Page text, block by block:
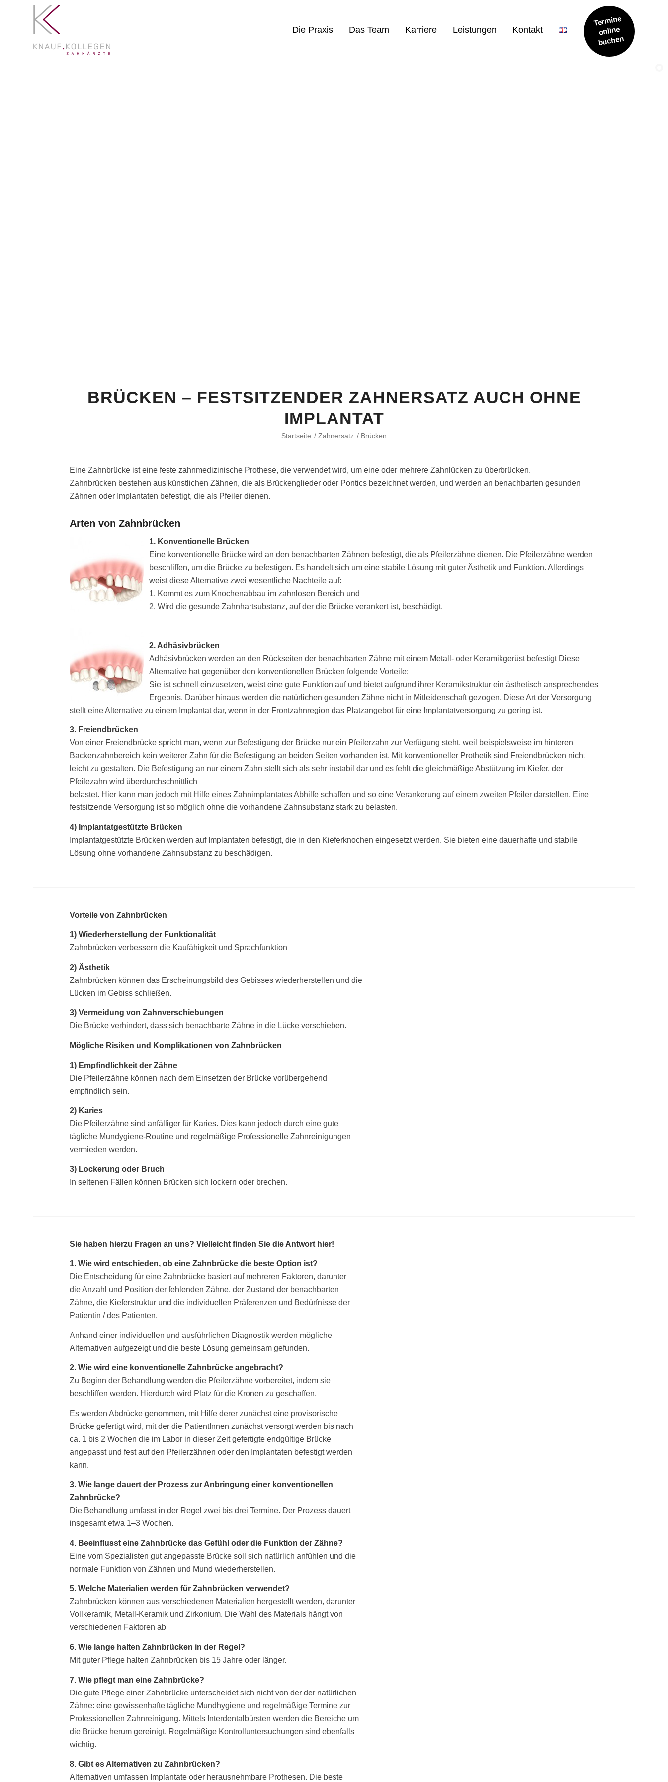
Die Praxis Das Team Karriere Leistungen Kontakt
Termine
online
buchen
BRÜCKEN – FESTSITZENDER ZAHNERSATZ AUCH OHNE
IMPLANTAT
Startseite / Zahnersatz / Brücken
Eine Zahnbrücke ist eine feste zahnmedizinische Prothese, die verwendet wird, um eine oder mehrere Zahnlücken zu überbrücken.
Zahnbrücken bestehen aus künstlichen Zähnen, die als Brückenglieder oder Pontics bezeichnet werden, und werden an benachbarten gesunden
Zähnen oder Implantaten befestigt, die als Pfeiler dienen.
Arten von Zahnbrücken
1. Konventionelle Brücken
Eine konventionelle Brücke wird an den benachbarten Zähnen befestigt, die als Pfeilerzähne dienen. Die Pfeilerzähne werden
beschliffen, um die Brücke zu befestigen. Es handelt sich um eine stabile Lösung mit guter Ästhetik und Funktion. Allerdings
weist diese Alternative zwei wesentliche Nachteile auf:
1. Kommt es zum Knochenabbau im zahnlosen Bereich und
2. Wird die gesunde Zahnhartsubstanz, auf der die Brücke verankert ist, beschädigt.
2. Adhäsivbrücken
Adhäsivbrücken werden an den Rückseiten der benachbarten Zähne mit einem Metall- oder Keramikgerüst befestigt Diese
Alternative hat gegenüber den konventionellen Brücken folgende Vorteile:
Sie ist schnell einzusetzen, weist eine gute Funktion auf und bietet aufgrund ihrer Keramikstruktur ein ästhetisch ansprechendes
Ergebnis. Darüber hinaus werden die natürlichen gesunden Zähne nicht in Mitleidenschaft gezogen. Diese Art der Versorgung
stellt eine Alternative zu einem Implantat dar, wenn in der Frontzahnregion das Platzangebot für eine Implantatversorgung zu gering ist.
3. Freiendbrücken
Von einer Freiendbrücke spricht man, wenn zur Befestigung der Brücke nur ein Pfeilerzahn zur Verfügung steht, weil beispielsweise im hinteren
Backenzahnbereich kein weiterer Zahn für die Befestigung an beiden Seiten vorhanden ist. Mit konventioneller Prothetik sind Freiendbrücken nicht
leicht zu gestalten. Die Befestigung an nur einem Zahn stellt sich als sehr instabil dar und es fehlt die gleichmäßige Abstützung im Kiefer, der
Pfeilezahn wird überdurchschnittlich
belastet. Hier kann man jedoch mit Hilfe eines Zahnimplantates Abhilfe schaffen und so eine Verankerung auf einem zweiten Pfeiler darstellen. Eine
festsitzende Versorgung ist so möglich ohne die vorhandene Zahnsubstanz stark zu belasten.
4) Implantatgestützte Brücken
Implantatgestützte Brücken werden auf Implantaten befestigt, die in den Kieferknochen eingesetzt werden. Sie bieten eine dauerhafte und stabile
Lösung ohne vorhandene Zahnsubstanz zu beschädigen.
Vorteile von Zahnbrücken
1) Wiederherstellung der Funktionalität
Zahnbrücken verbessern die Kaufähigkeit und Sprachfunktion
2) Ästhetik
Zahnbrücken können das Erscheinungsbild des Gebisses wiederherstellen und die
Lücken im Gebiss schließen.
3) Vermeidung von Zahnverschiebungen
Die Brücke verhindert, dass sich benachbarte Zähne in die Lücke verschieben.
Mögliche Risiken und Komplikationen von Zahnbrücken
1) Empfindlichkeit der Zähne
Die Pfeilerzähne können nach dem Einsetzen der Brücke vorübergehend
empfindlich sein.
2) Karies
Die Pfeilerzähne sind anfälliger für Karies. Dies kann jedoch durch eine gute
tägliche Mundygiene-Routine und regelmäßige Professionelle Zahnreinigungen
vermieden werden.
3) Lockerung oder Bruch
In seltenen Fällen können Brücken sich lockern oder brechen.
Sie haben hierzu Fragen an uns? Vielleicht finden Sie die Antwort hier!
1. Wie wird entschieden, ob eine Zahnbrücke die beste Option ist?
Die Entscheidung für eine Zahnbrücke basiert auf mehreren Faktoren, darunter
die Anzahl und Position der fehlenden Zähne, der Zustand der benachbarten
Zähne, die Kieferstruktur und die individuellen Präferenzen und Bedürfnisse der
Patientin / des Patienten.
Anhand einer individuellen und ausführlichen Diagnostik werden mögliche
Alternativen aufgezeigt und die beste Lösung gemeinsam gefunden.
2. Wie wird eine konventionelle Zahnbrücke angebracht?
Zu Beginn der Behandlung werden die Pfeilerzähne vorbereitet, indem sie
beschliffen werden. Hierdurch wird Platz für die Kronen zu geschaffen.
Es werden Abdrücke genommen, mit Hilfe derer zunächst eine provisorische
Brücke gefertigt wird, mit der die PatientInnen zunächst versorgt werden bis nach
ca. 1 bis 2 Wochen die im Labor in dieser Zeit gefertigte endgültige Brücke
angepasst und fest auf den Pfeilerzähnen oder den Implantaten befestigt werden
kann.
3. Wie lange dauert der Prozess zur Anbringung einer konventionellen
Zahnbrücke?
Die Behandlung umfasst in der Regel zwei bis drei Termine. Der Prozess dauert
insgesamt etwa 1–3 Wochen.
4. Beeinflusst eine Zahnbrücke das Gefühl oder die Funktion der Zähne?
Eine vom Spezialisten gut angepasste Brücke soll sich natürlich anfühlen und die
normale Funktion von Zähnen und Mund wiederherstellen.
5. Welche Materialien werden für Zahnbrücken verwendet?
Zahnbrücken können aus verschiedenen Materialien hergestellt werden, darunter
Vollkeramik, Metall-Keramik und Zirkonium. Die Wahl des Materials hängt von
verschiedenen Faktoren ab.
6. Wie lange halten Zahnbrücken in der Regel?
Mit guter Pflege halten Zahnbrücken bis 15 Jahre oder länger.
7. Wie pflegt man eine Zahnbrücke?
Die gute Pflege einer Zahnbrücke unterscheidet sich nicht von der der natürlichen
Zähne: eine gewissenhafte tägliche Mundhygiene und regelmäßige Termine zur
Professionellen Zahnreinigung. Mittels Interdentalbürsten werden die Bereiche um
die Brücke herum gereinigt. Regelmäßige Kontrolluntersuchungen sind ebenfalls
wichtig.
8. Gibt es Alternativen zu Zahnbrücken?
Alternativen umfassen Implantate oder herausnehmbare Prothesen. Die beste